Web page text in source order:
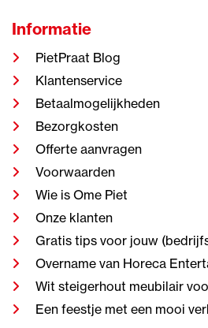
Informatie
PietPraat Blog
Klantenservice
Betaalmogelijkheden
Bezorgkosten
Offerte aanvragen
Voorwaarden
Wie is Ome Piet
Onze klanten
Gratis tips voor jouw
Overname van Horeca
Wit steigerhout meubilair
Een feestje met een mooi